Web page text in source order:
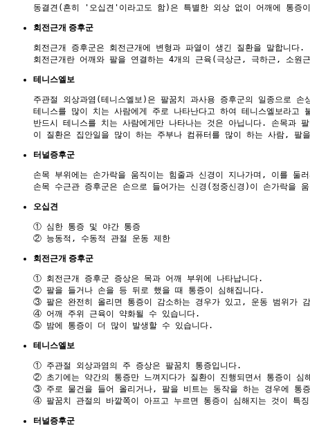
회전근개 증후군
회전근개 증후군은 회전근개에 변형과 파열이 생긴 질환을 말합니다.
테니스엘보
주관절 외상과염(테니스엘보)은 팔꿈치 과사용 증후군의 일종으로
테니스를 많이 치는 사람에게 주로 나타난다고 하여 테니스엘보라고
반드시 테니스를 치는 사람에게만 나타나는 것은 아닙니다. 손목과
터널증후군
손목 부위에는 손가락을 움직이는 힘줄과 신경이 지나가며, 이를 둘
오십견
① 심한 통증 및 야간 통증
회전근개 증후군
① 회전근개 증후군 증상은 목과 어깨 부위에 나타납니다.
② 팔을 들거나 손을 등 뒤로 했을 때 통증이 심해집니다.
③ 팔은 완전히 올리면 통증이 감소하는 경우가 있고, 운동 범위가
④ 어깨 주위 근육이 약화될 수 있습니다.
테니스엘보
① 주관절 외상과염의 주 증상은 팔꿈치 통증입니다.
② 초기에는 약간의 통증만 느껴지다가 질환이 진행되면서 통증이
③ 주로 물건을 들어 올리거나, 팔을 비트는 동작을 하는 경우에 통
터널증후군